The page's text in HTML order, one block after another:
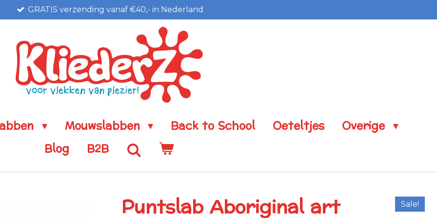
GRATIS verzending vanaf €40,- in Nederland
Mouwslabben Back to School Oeteltjes
Overige
Blog
B2B
Puntslab Aboriginal art Sale!